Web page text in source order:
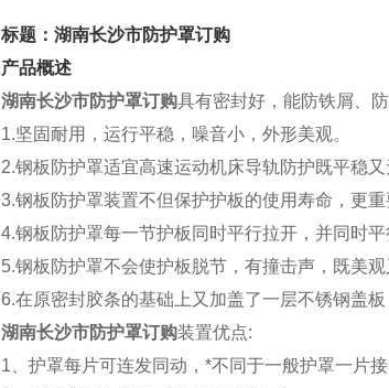
标题：湖南长沙市防护罩订购
产品概述
湖南长沙市防护罩订购具有密封好，能防铁屑、
1.坚固耐用，运行平稳，噪音小，外形美观。
2.钢板防护罩适宜高速运动机床导轨防护既平稳又
3.钢板防护罩装置不但保护护板的使用寿命，更重
4.钢板防护罩每一节护板同时平行拉开，并同时平
5.钢板防护罩不会使护板脱节，有撞击声，既美观
6.在原密封胶条的基础上又加盖了一层不锈钢
湖南长沙市防护罩订购装置优点:
1、护罩每片可连发同动，*不同于一般护罩一片